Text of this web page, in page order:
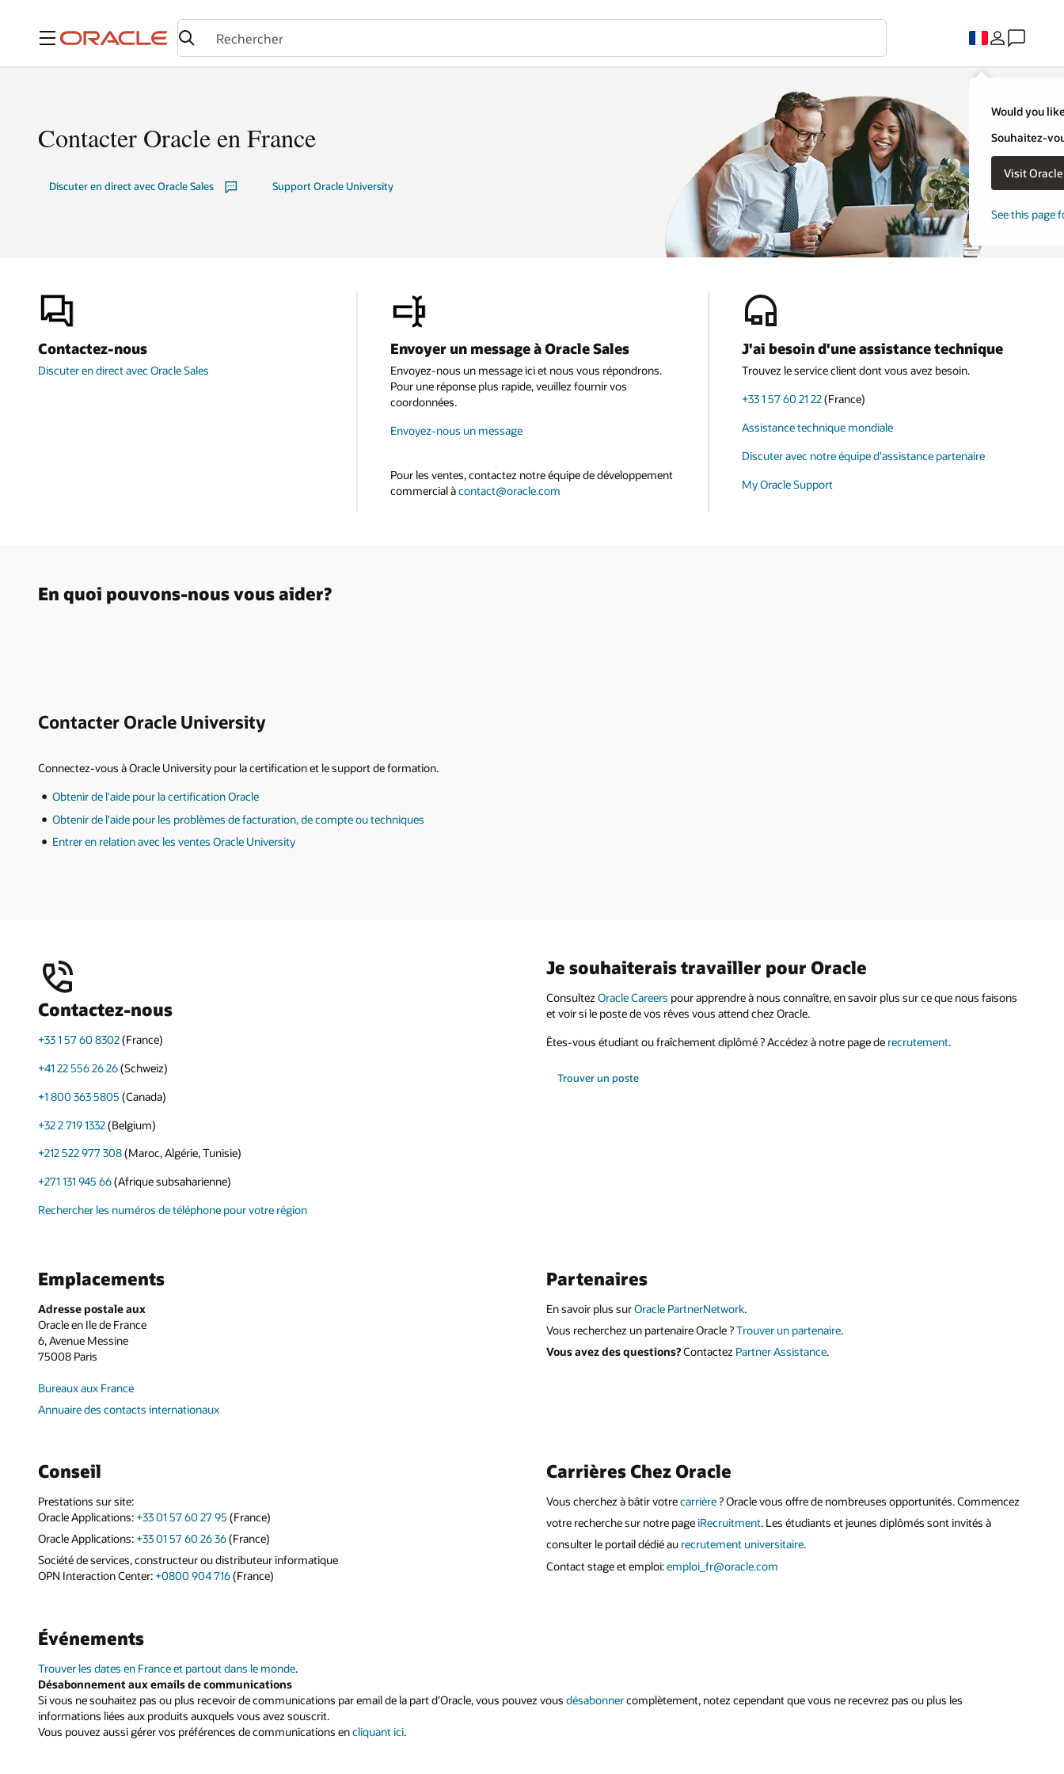
Menu
Would you
Souhaitez-
Visit
See this page
Contacter Oracle en France
Discuter en direct avec Oracle Sales Support Oracle University
Contactez-nous
Discuter en direct avec Oracle Sales
Envoyer un message à Oracle Sales
Envoyez-nous un message ici et nous vous répondrons.
Pour une réponse plus rapide, veuillez fournir vos
coordonnées.
Envoyez-nous un message
Pour les ventes, contactez notre équipe de développement
commercial àcontact@oracle.com
J'ai besoin d'une assistance technique
Trouvez le service client dont vous avez besoin.
+33 1 57 60 21 22(France)
Assistance technique mondiale
Discuter avec notre équipe d'assistance partenaire
My Oracle Support
En quoi pouvons-nous vous aider?
Contacter Oracle University
Connectez-vous à Oracle University pour la certification et le support de formation.
Obtenir de l'aide pour la certification Oracle
Obtenir de l'aide pour les problèmes de facturation, de compte ou techniques
Entrer en relation avec les ventes Oracle University
Contactez-nous
+33 1 57 60 8302(France)
+41 22 556 26 26(Schweiz)
+1 800 363 5805 (Canada)
+32 2 719 1332(Belgium)
+212 522 977 308(Maroc, Algérie, Tunisie)
+271 131 945 66(Afrique subsaharienne)
Rechercher les numéros de téléphone pour votre région
Je souhaiterais travailler pour Oracle
ConsultezOracle Careers pour apprendre à nous connaître, en savoir plus sur ce que nous faisons
et voir si le poste de vos rêves vous attend chez Oracle.
Êtes-vous étudiant ou fraîchement diplômé ? Accédez à notre page de recrutement.
Trouver un poste
Emplacements
Adresse postale aux
Oracle en Ile de France
6, Avenue Messine
75008 Paris
Bureaux aux France
Annuaire des contacts internationaux
Partenaires
En savoir plus surOracle PartnerNetwork.
Vous recherchez un partenaire Oracle ?Trouver un partenaire.
Vous avez des questions?Contactez Partner Assistance.
Conseil
Prestations sur site:
Oracle Applications: +33 01 57 60 27 95 (France)
Oracle Applications: +33 01 57 60 26 36(France)
Société de services, constructeur ou distributeur informatique
OPN Interaction Center: +0800 904 716(France)
Carrières Chez Oracle
Vous cherchez à bâtir votrecarrière? Oracle vous offre de nombreuses opportunités. Commencez
votre recherche sur notre pageiRecruitment. Les étudiants et jeunes diplômés sont invités à
consulter le portail dédié au recrutement universitaire.
Contact stage et emploi:emploi_fr@oracle.com
Événements
Trouver les dates en France et partout dans le monde.
Désabonnement aux emails de communications
Si vous ne souhaitez pas ou plus recevoir de communications par email de la part d’Oracle, vous pouvez vous désabonnercomplètement, notez cependant que vous ne recevrez pas ou plus les
informations liées aux produits auxquels vous avez souscrit.
Vous pouvez aussi gérer vos préférences de communications encliquant ici.